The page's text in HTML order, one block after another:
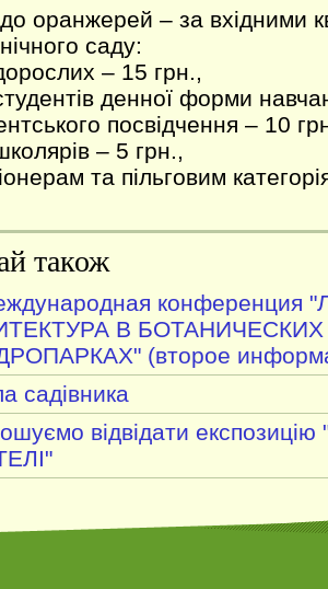
оранжерей – за вхідними
саду:
– 15 грн.,
денної форми
посвідчення – 10
– 5 грн.,
та пільговим
також
В
(второе
садівника
відвідати